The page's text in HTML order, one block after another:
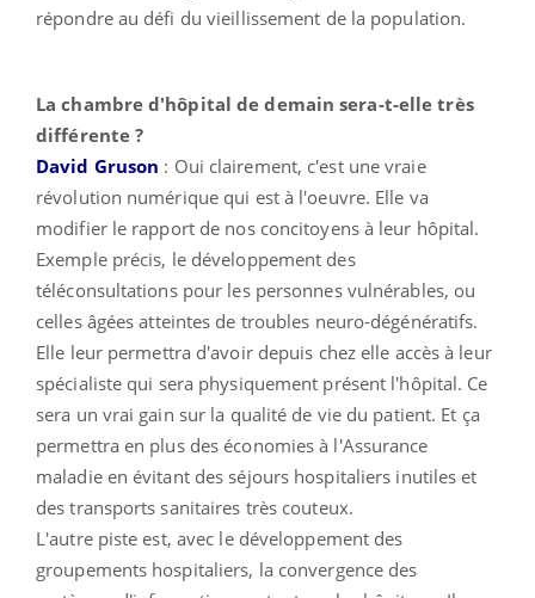
répondre au défi du vieillissement de la population.
La chambre d'hôpital de demain sera-t-elle très
différente ?
David Gruson : Oui clairement, c'est une vraie
révolution numérique qui est à l'oeuvre. Elle va
modifier le rapport de nos concitoyens à leur hôpital.
Exemple précis, le développement des
téléconsultations pour les personnes vulnérables, ou
celles âgées atteintes de troubles neuro-dégénératifs.
Elle leur permettra d'avoir depuis chez elle accès à leur
spécialiste qui sera physiquement présent l'hôpital. Ce
sera un vrai gain sur la qualité de vie du patient. Et ça
permettra en plus des économies à l'Assurance
maladie en évitant des séjours hospitaliers inutiles et
des transports sanitaires très couteux.
L'autre piste est, avec le développement des
groupements hospitaliers, la convergence des